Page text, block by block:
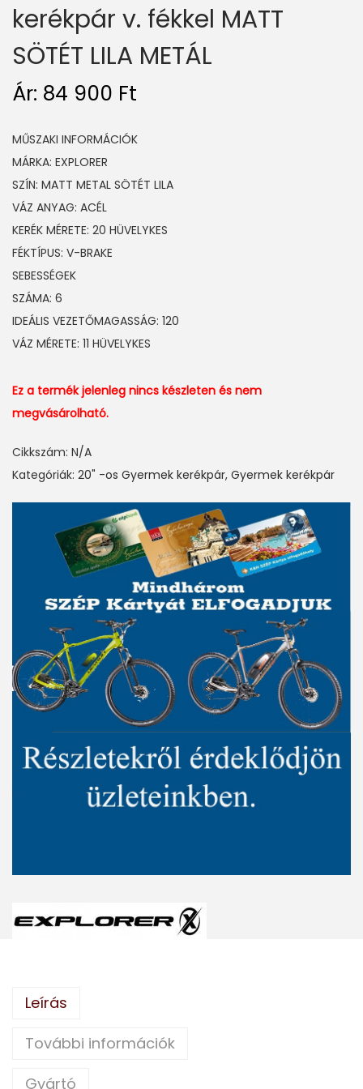
kerékpár v. fékkel MATT
SÖTÉT LILA METÁL
Ár: 84 900 Ft
MŰSZAKI INFORMÁCIÓK
MÁRKA: EXPLORER
SZÍN: MATT METAL SÖTÉT LILA
VÁZ ANYAG: ACÉL
KERÉK MÉRETE: 20 HÜVELYKES
FÉKTÍPUS: V-BRAKE
SEBESSÉGEK
SZÁMA: 6
IDEÁLIS VEZETŐMAGASSÁG: 120
VÁZ MÉRETE: 11 HÜVELYKES
Ez a termék jelenleg nincs készleten és nem
megvásárolható.
Cikkszám: N/A
Kategóriák: 20" -os Gyermek kerékpár, Gyermek kerékpár
Leírás
További információk
Gyártó